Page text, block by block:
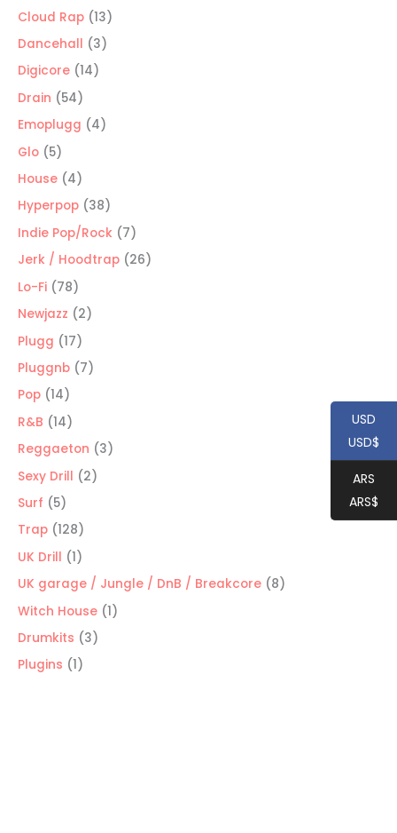
producto
Cloud Rap 1313
productos
Dancehall 33
Digicore 1414
Drain 5454
productos
Emoplugg 44
Glo 55
productos
House 44
productos
Hyperpop 3838
productos
Indie Pop/Rock 77
productos
Jerk / Hoodtrap 2626
Lo-Fi 7878
productos
Newjazz 22
Plugg 1717
productos
Pluggnb 77
Pop 1414
productos
R&B 1414
productos
Reggaeton 33
Sexy Drill 22
Surf 55
productos
Trap 128128
productos
UK Drill 11
producto
UK garage / Jungle / DnB / Breakcore 88
Witch House 11
Drumkits 33
Plugins 11
USD
USD$
ARS
ARS$